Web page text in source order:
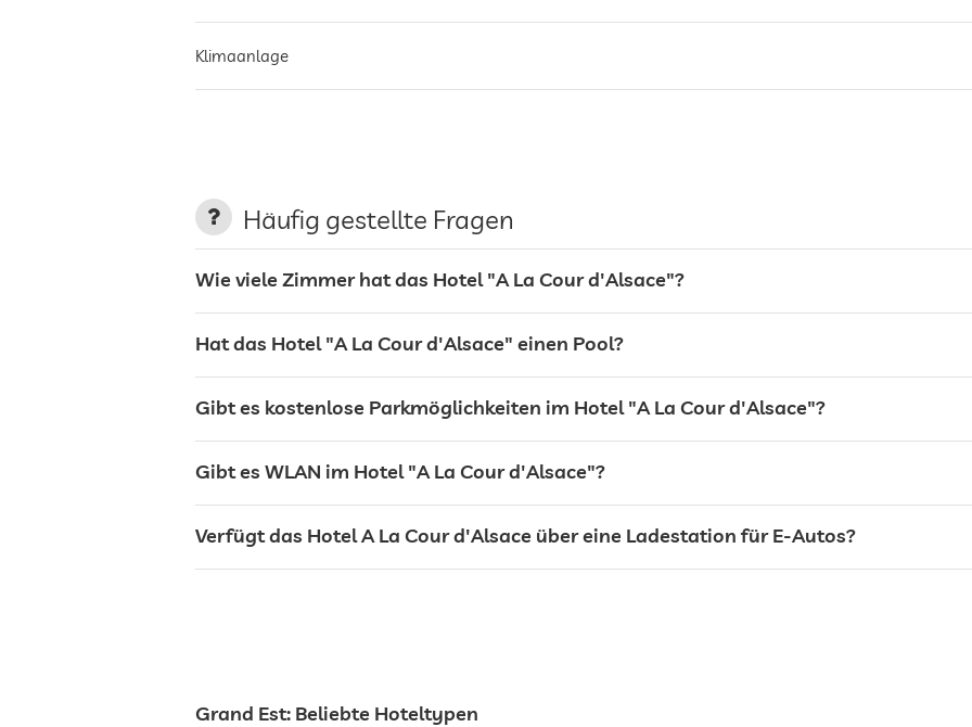
Klimaanlage
Sonnenliegen
Bar
Häufig gestellte Fragen
Wie viele Zimmer hat das Hotel "A La Cour d'Alsace"?
Hat das Hotel "A La Cour d'Alsace" einen Pool?
Gibt es kostenlose Parkmöglichkeiten im Hotel "A La Cour d'Alsace"?
Gibt es WLAN im Hotel "A La Cour d'Alsace"?
Verfügt das Hotel A La Cour d'Alsace über eine Ladestation für E-Autos?
Grand Est: Beliebte Hoteltypen